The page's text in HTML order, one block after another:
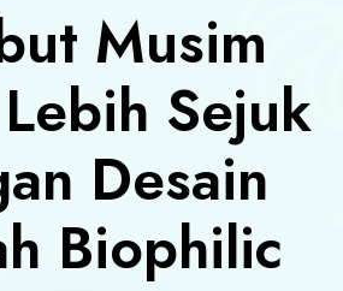
Musim
Sejuk
Desain
Biophilic